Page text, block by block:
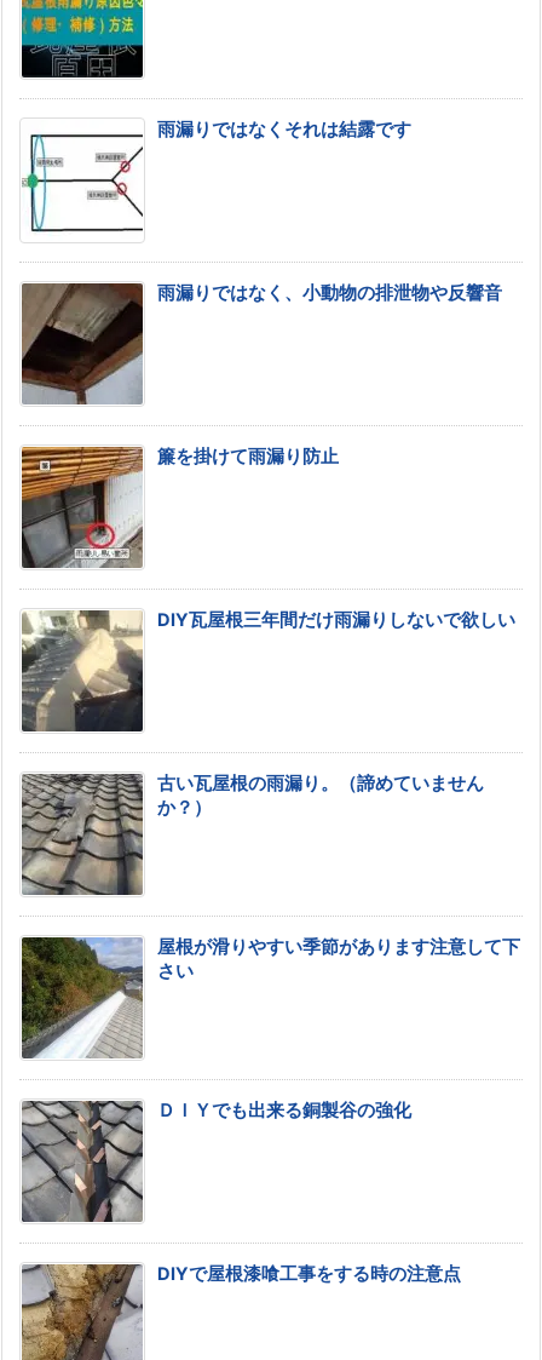
雨漏りではなくそれは結露です
雨漏りではなく、小動物の排泄物や反響音
簾を掛けて雨漏り防止
DIY瓦屋根三年間だけ雨漏りしないで欲しい
古い瓦屋根の雨漏り。（諦めていません
か？）
屋根が滑りやすい季節があります注意して下
さい
ＤＩＹでも出来る銅製谷の強化
DIYで屋根漆喰工事をする時の注意点